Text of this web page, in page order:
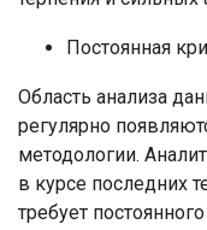
Постоянная
Область анализа
регулярно
методологии.
в курсе последних
требует